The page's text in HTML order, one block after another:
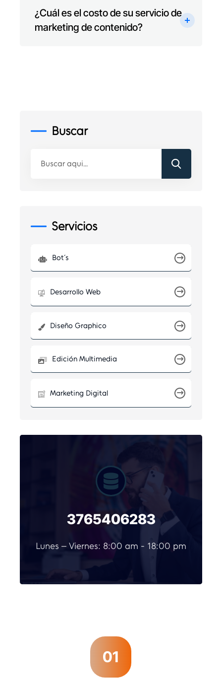
¿Cuál es el costo de su servicio de
marketing de contenido?
Buscar
Servicios
Bot´s
Desarrollo Web
Diseño Graphico
Edición Multimedia
Marketing Digital
3765406283
Lunes – Viernes: 8:00 am - 18:00 pm
01